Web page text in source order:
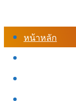
หน้าหลัก